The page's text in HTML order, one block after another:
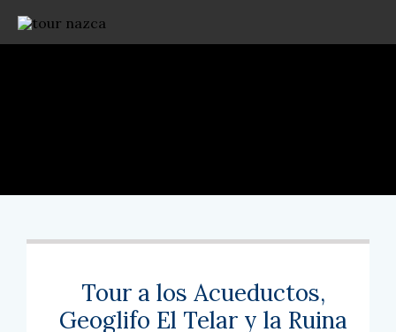
Tour a los Acueductos,
Geoglifo El Telar y la Ruina